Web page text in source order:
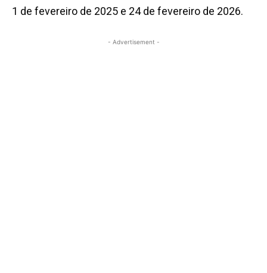
1 de fevereiro de 2025 e 24 de fevereiro de 2026.
- Advertisement -